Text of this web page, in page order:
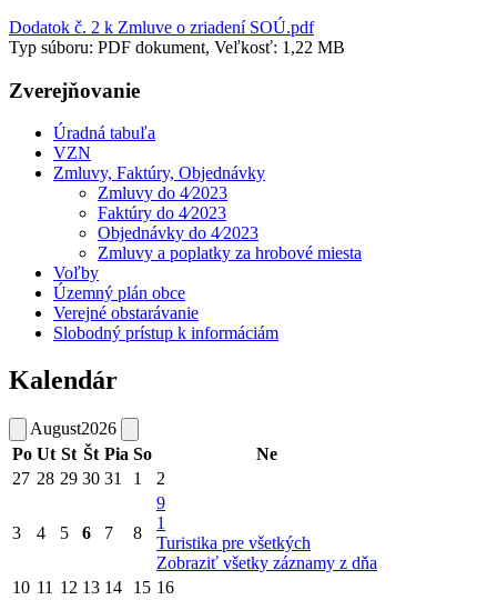
Dodatok č. 2 k Zmluve o zriadení SOÚ.pdf
Typ súboru: PDF dokument, Veľkosť: 1,22 MB
Zverejňovanie
Úradná tabuľa
VZN
Zmluvy, Faktúry, Objednávky
Zmluvy do 4⁄2023
Faktúry do 4⁄2023
Objednávky do 4⁄2023
Zmluvy a poplatky za hrobové miesta
Voľby
Územný plán obce
Verejné obstarávanie
Slobodný prístup k informáciám
Kalendár
August2026
Po Ut St Št Pia So
Ne
27 28 29 30 31 1 2
3 4 5 6 7 8
9
1
Turistika pre všetkých
Zobraziť všetky záznamy z dňa
10 11 12 13 14 15 16